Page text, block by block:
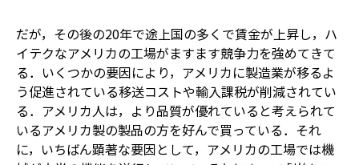
だが，その後の20年で途上国の多くで賃金が上昇し，ハ
イテクなアメリカの工場がますます競争力を強めてきて
る．いくつかの要因により，アメリカに製造業が移るよ
う促進されている移送コストや輸入課税が削減されてい
る．アメリカ人は，より品質が優れていると考えられて
いるアメリカ製の製品の方を好んで買っている．それ
に，いちばん顕著な要因として，アメリカの工場では機